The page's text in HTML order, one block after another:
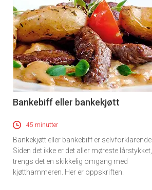
Bankebiff eller bankekjøtt
45 minutter
Bankekjøtt eller bankebiff er selvforklarende.
Siden det ikke er det aller møreste lårstykket,
trengs det en skikkelig omgang med
kjøtthammeren. Her er oppskriften.